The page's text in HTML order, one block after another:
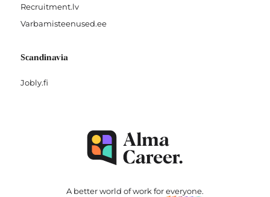
Recruitment.lv
Varbamisteenused.ee
Scandinavia
Jobly.fi
A better world of work foreveryone.